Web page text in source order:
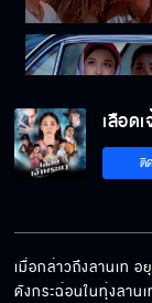
เลือด
ติ
เมื่อกล่าวถึงลานเท อ
ดังกระฉ่อนในทุ่งลาน